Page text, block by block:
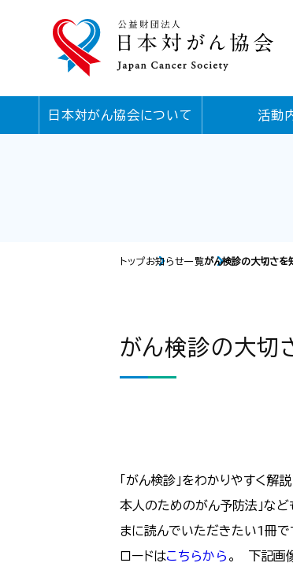
日本対がん協会について 活動
トップお知らせ一覧がん検診の大切さを
がん検診の大切
「がん検診」をわかりやすく解
本人のためのがん予防法」な
まに読んでいただきたい1冊で
ロードはこちらから 。 下記画